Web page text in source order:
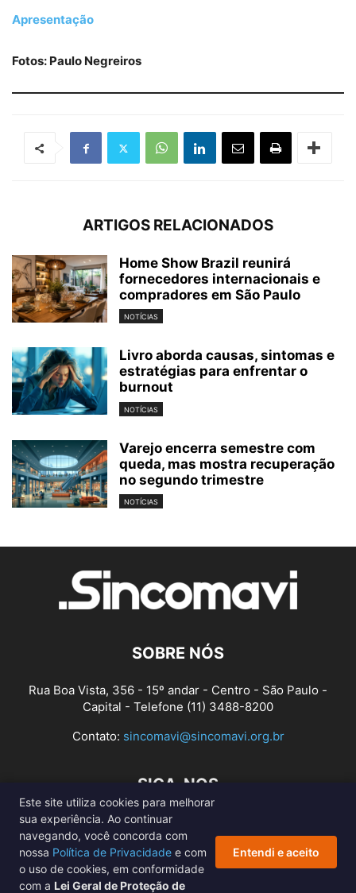
Apresentação
Fotos: Paulo Negreiros
ARTIGOS RELACIONADOS
Home Show Brazil reunirá
fornecedores internacionais e
compradores em São Paulo
NOTÍCIAS
Livro aborda causas, sintomas e
estratégias para enfrentar o
burnout
NOTÍCIAS
Varejo encerra semestre com
queda, mas mostra recuperação
no segundo trimestre
NOTÍCIAS
SOBRE NÓS
Rua Boa Vista, 356 - 15º andar - Centro - São Paulo -
Capital - Telefone (11) 3488-8200
Contato: sincomavi@sincomavi.org.br
SIGA-NOS
Este site utiliza cookies para melhorar
sua experiência. Ao continuar
navegando, você concorda com
nossa Política de Privacidade e com
o uso de cookies, em conformidade
com a Lei Geral de Proteção de
Entendi e aceito